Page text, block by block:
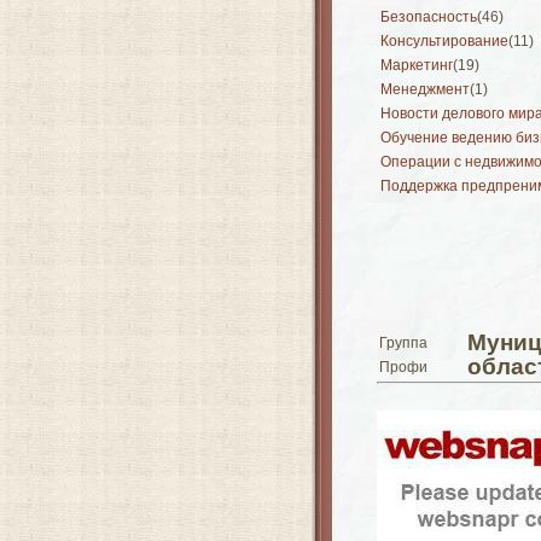
Безопасность(46)
Консультирование(11)
Маркетинг(19)
Менеджмент(1)
Новости делового
Обучение ведению
Операции с
Поддержка
Группа
Профи